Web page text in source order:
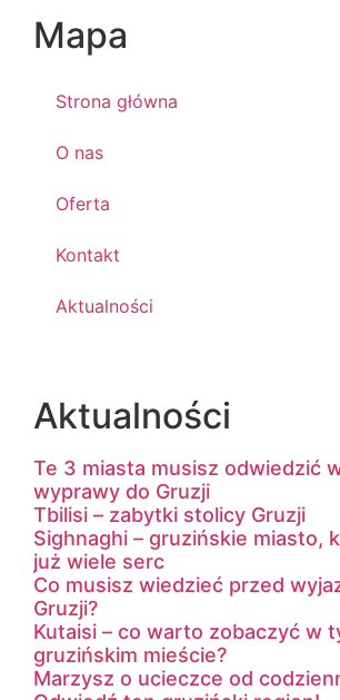
Mapa
Strona główna
O nas
Oferta
Kontakt
Aktualności
Aktualności
Te 3 miasta musisz odwiedzić
wyprawy do Gruzji
Tbilisi – zabytki stolicy Gruzji
Sighnaghi – gruzińskie miasto,
już wiele serc
Co musisz wiedzieć przed
Gruzji?
Kutaisi – co warto zobaczyć w
gruzińskim mieście?
Marzysz o ucieczce od